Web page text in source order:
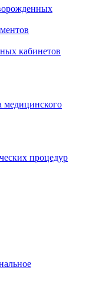
кабинетов
медицинского
процедур